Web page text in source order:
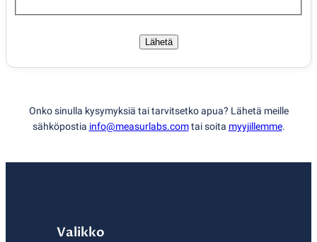
Lähetä
Onko sinulla kysymyksiä tai tarvitsetko apua? Lähetä meille
sähköpostia info@measurlabs.comtai soita myyjillemme.
Valikko